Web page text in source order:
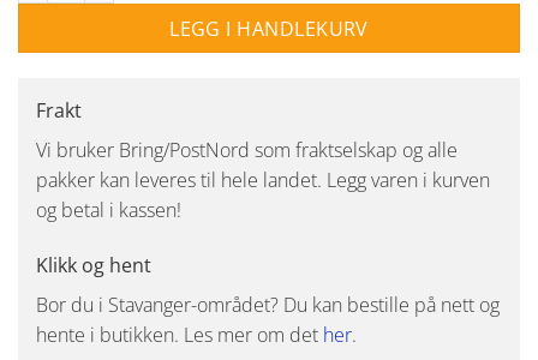
LEGG I HANDLEKURV
Frakt
Vi bruker Bring/PostNord som fraktselskap og alle
pakker kan leveres til hele landet. Legg varen i kurven
og betal i kassen!
Klikk og hent
Bor du i Stavanger-området? Du kan bestille på nett og
hente i butikken. Les mer om det her.